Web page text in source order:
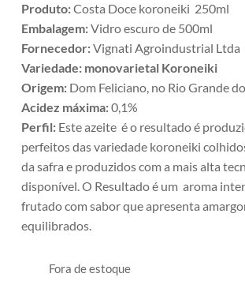
Produto:Costa Doce koroneiki 250ml
Embalagem:Vidro escuro de 500ml
Fornecedor:Vignati Agroindustrial Ltda
Variedade: monovarietal Koroneiki
Origem: Dom Feliciano, no Rio Grande
Acidez máxima:0,1%
Perfil:Este azeite é o resultado é
perfeitos das variedade koroneiki
da safra e produzidos com a mais alta
disponível. O Resultado é um aroma
frutado com sabor que apresenta
equilibrados.
Fora de estoque